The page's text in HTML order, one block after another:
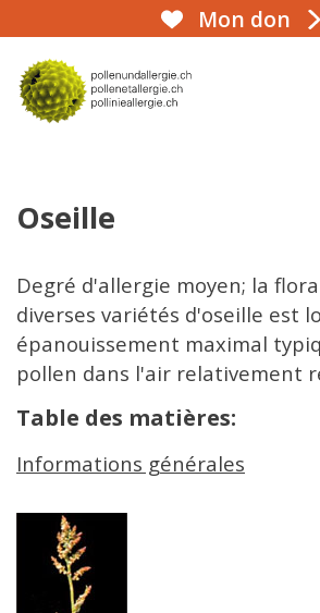
Mon don
aha!infoline 031 359 90 50
Oseille
Degré d'allergie moyen; la
diverses variétés d'oseille est
épanouissement maximal
pollen dans l'air relativement
Table des matières:
Informations générales